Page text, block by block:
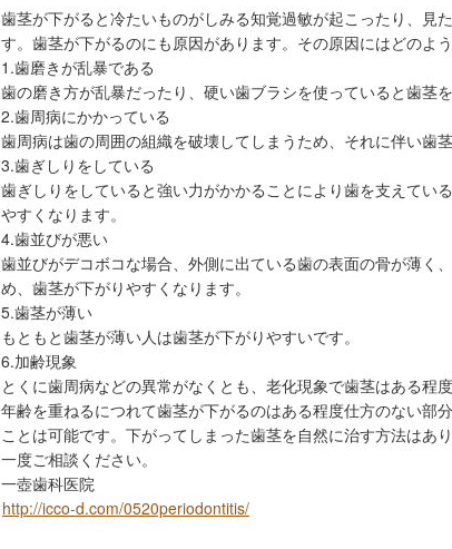
歯茎が下がると冷たいものがしみる知覚過敏が起こったり、見
す。歯茎が下がるのにも原因があります。その原因にはどのよ
1.歯磨きが乱暴である
歯の磨き方が乱暴だったり、硬い歯ブラシを使っていると歯茎
2.歯周病にかかっている
歯周病は歯の周囲の組織を破壊してしまうため、それに伴い歯
3.歯ぎしりをしている
歯ぎしりをしていると強い力がかかることにより歯を支えてい
やすくなります。
4.歯並びが悪い
歯並びがデコボコな場合、外側に出ている歯の表面の骨が薄く
め、歯茎が下がりやすくなります。
5.歯茎が薄い
もともと歯茎が薄い人は歯茎が下がりやすいです。
6.加齢現象
とくに歯周病などの異常がなくとも、老化現象で歯茎はある程
年齢を重ねるにつれて歯茎が下がるのはある程度仕方のない部
ことは可能です。下がってしまった歯茎を自然に治す方法はあ
一度ご相談ください。
一壺歯科医院
http://icco-d.com/0520periodontitis/